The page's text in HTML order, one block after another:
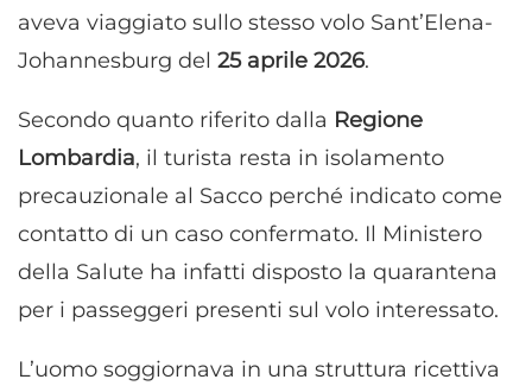
aveva viaggiato sullo stesso volo Sant’Elena-
Johannesburg del 25 aprile 2026.
Secondo quanto riferito dalla Regione
Lombardia, il turista resta in isolamento
precauzionale al Sacco perché indicato come
contatto di un caso confermato. Il Ministero
della Salute ha infatti disposto la quarantena
per i passeggeri presenti sul volo interessato.
L’uomo soggiornava in una struttura ricettiva